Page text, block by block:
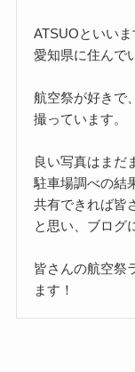
ATSUOといいま
愛知県に住んで
航空祭が好きで
撮っています。
良い写真はまだ
駐車場調べの結
共有できれば皆
と思い、ブログ
皆さんの航空祭
ます！